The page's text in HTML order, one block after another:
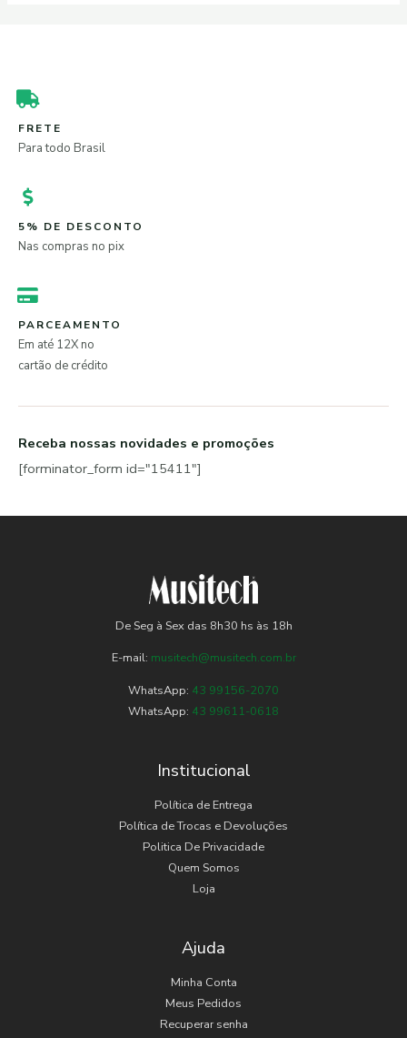
FRETE
Para todo Brasil
5% DE DESCONTO
Nas compras no pix
PARCEAMENTO
Em até 12X no
cartão de crédito
Receba nossas novidades e promoções
[forminator_form id="15411"]
De Seg à Sex das 8h30 hs às 18h
E-mail: musitech@musitech.com.br
WhatsApp: 43 99156-2070
WhatsApp: 43 99611-0618
Institucional
Política de Entrega
Política de Trocas e Devoluções
Politica De Privacidade
Quem Somos
Loja
Ajuda
Minha Conta
Meus Pedidos
Recuperar senha